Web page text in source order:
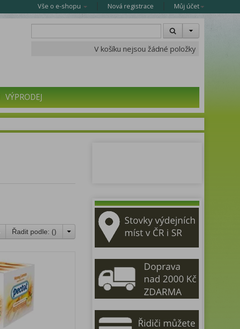
Vše o e-shopu Nová registrace Můj účet
V košíku nejsou žádné položky
VÝPRODEJ
Řadit podle: ()